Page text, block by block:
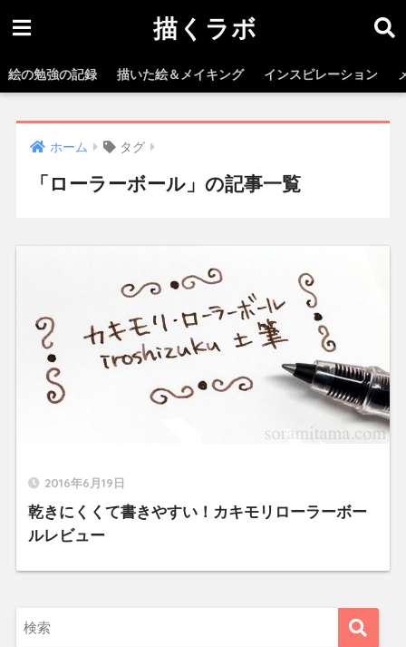
描くラボ
絵の勉強の記録 描いた絵＆メイキング インスピレーション
ホーム タグ
「ローラーボール」の記事一覧
2016年6月19日
乾きにくくて書きやすい！カキモリローラーボー
ルレビュー